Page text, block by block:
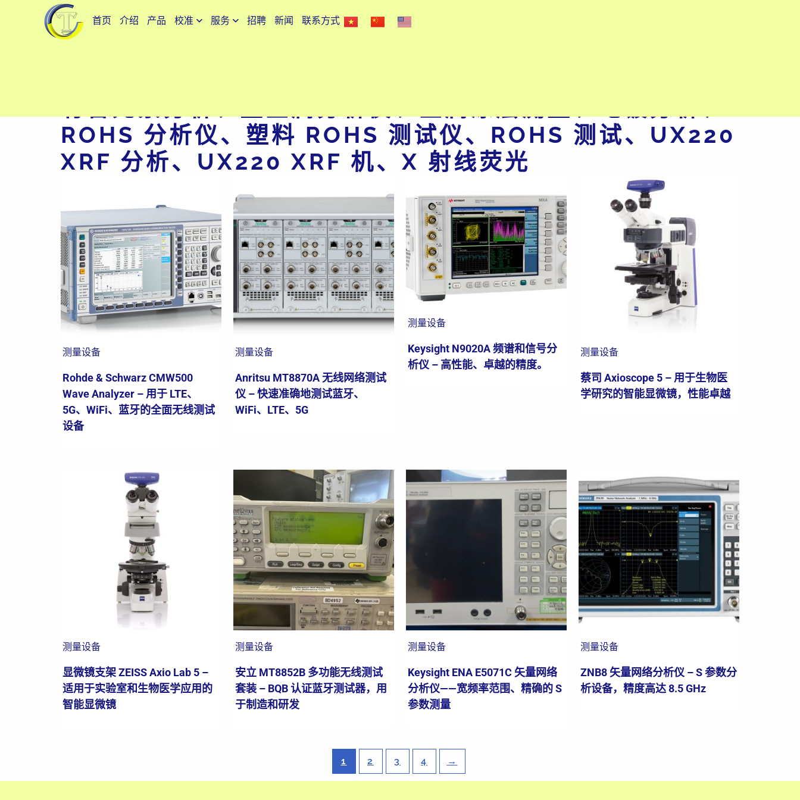
首页 介绍 产品 校准 服务 招聘 新闻 联系方式
ROHS 分析仪、塑料 ROHS 测试仪、ROHS 测试、UX220
XRF 分析、UX220 XRF 机、X 射线荧光
测量设备
Rohde & Schwarz CMW500
Wave Analyzer – 用于 LTE、
5G、WiFi、蓝牙的全面无线测试
设备
测量设备
Anritsu MT8870A 无线网络测试
仪 – 快速准确地测试蓝牙、
WiFi、LTE、5G
测量设备
Keysight N9020A 频谱和信号分
析仪 – 高性能、卓越的精度。
测量设备
蔡司 Axioscope 5 – 用于生物医
学研究的智能显微镜，性能卓越
测量设备
显微镜支架 ZEISS Axio Lab 5 –
适用于实验室和生物医学应用的
智能显微镜
测量设备
安立 MT8852B 多功能无线测试
套装 – BQB 认证蓝牙测试器，用
于制造和研发
测量设备
Keysight ENA E5071C 矢量网络
分析仪——宽频率范围、精确的 S
参数测量
测量设备
ZNB8 矢量网络分析仪 – S 参数分
析设备，精度高达 8.5 GHz
1 2 3 4 →